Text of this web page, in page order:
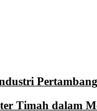
Timah dalam